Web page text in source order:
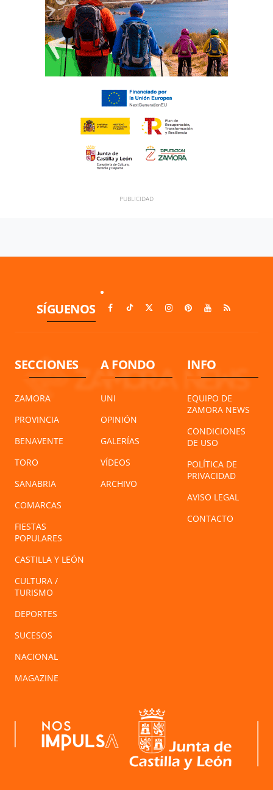
SÍGUENOS
SECCIONES
ZAMORA
PROVINCIA
BENAVENTE
TORO
SANABRIA
COMARCAS
FIESTAS
POPULARES
CASTILLA Y LEÓN
CULTURA /
TURISMO
DEPORTES
SUCESOS
NACIONAL
MAGAZINE
A FONDO
UNI
OPINIÓN
GALERÍAS
VÍDEOS
ARCHIVO
INFO
EQUIPO DE
ZAMORA NEWS
CONDICIONES
DE USO
POLÍTICA DE
PRIVACIDAD
AVISO LEGAL
CONTACTO